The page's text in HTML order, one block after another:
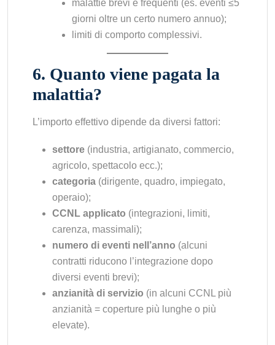
malattie brevi e frequenti (es. eventi ≤5
giorni oltre un certo numero annuo);
limiti di comporto complessivi.
6. Quanto viene pagata la
malattia?
L’importo effettivo dipende da diversi fattori:
settore (industria, artigianato, commercio,
agricolo, spettacolo ecc.);
categoria (dirigente, quadro, impiegato,
operaio);
CCNL applicato (integrazioni, limiti,
carenza, massimali);
numero di eventi nell’anno (alcuni
contratti riducono l’integrazione dopo
diversi eventi brevi);
anzianità di servizio (in alcuni CCNL più
anzianità = coperture più lunghe o più
elevate).